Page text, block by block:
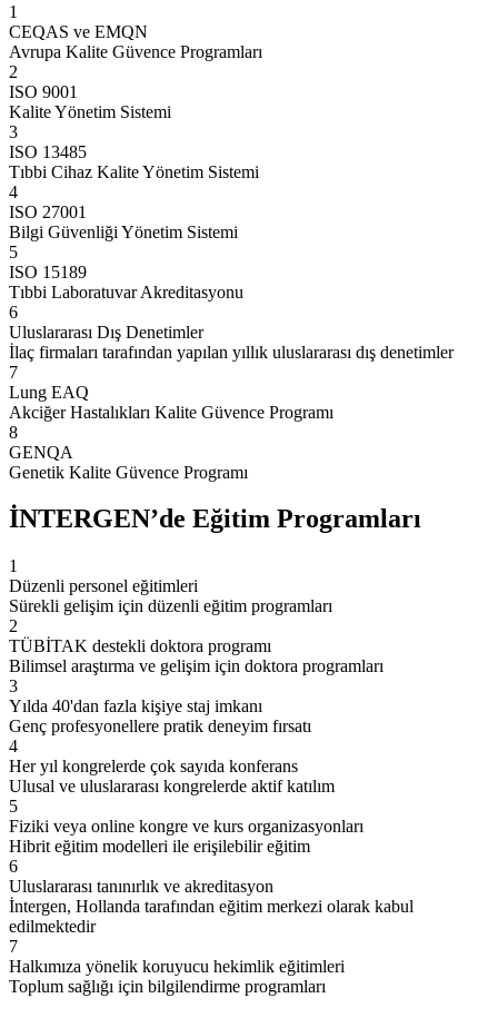
1
CEQAS ve EMQN
Avrupa Kalite Güvence Programları
2
ISO 9001
Kalite Yönetim Sistemi
3
ISO 13485
Tıbbi Cihaz Kalite Yönetim Sistemi
4
ISO 27001
Bilgi Güvenliği Yönetim Sistemi
5
ISO 15189
Tıbbi Laboratuvar Akreditasyonu
6
Uluslararası Dış Denetimler
İlaç firmaları tarafından yapılan yıllık uluslararası dış denetimler
7
Lung EAQ
Akciğer Hastalıkları Kalite Güvence Programı
8
GENQA
Genetik Kalite Güvence Programı
İNTERGEN’de Eğitim Programları
1
Düzenli personel eğitimleri
Sürekli gelişim için düzenli eğitim programları
2
TÜBİTAK destekli doktora programı
Bilimsel araştırma ve gelişim için doktora programları
3
Yılda 40'dan fazla kişiye staj imkanı
Genç profesyonellere pratik deneyim fırsatı
4
Her yıl kongrelerde çok sayıda konferans
Ulusal ve uluslararası kongrelerde aktif katılım
5
Fiziki veya online kongre ve kurs organizasyonları
Hibrit eğitim modelleri ile erişilebilir eğitim
6
Uluslararası tanınırlık ve akreditasyon
İntergen, Hollanda tarafından eğitim merkezi olarak kabul
edilmektedir
7
Halkımıza yönelik koruyucu hekimlik eğitimleri
Toplum sağlığı için bilgilendirme programları